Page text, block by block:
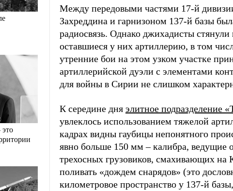
Между передовыми частями 17-й
Захреддина и гарнизоном 137-й базы
радиосвязь. Однако джихадисты
оставшиеся у них артиллерию, в том
утренние бои на этом узком участке
артиллерийской дуэли с элементами
для войны в Сирии не слишком
К середине дня элитное подразделение
увлеклось использованием тяжелой
кадрах видны гаубицы непонятного
явно больше 150 мм – калибра, ведущие
трехосных грузовиков, смахивающих
поливать «дождем снарядов» (это
километровое пространство у 137-й